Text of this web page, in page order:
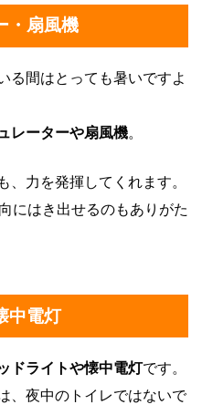
・扇風機
る間はとっても暑いですよ
レーターや扇風機。
、力を発揮してくれます。
にはき出せるのもありがた
中電灯
ドライトや懐中電灯です。
、夜中のトイレではないで